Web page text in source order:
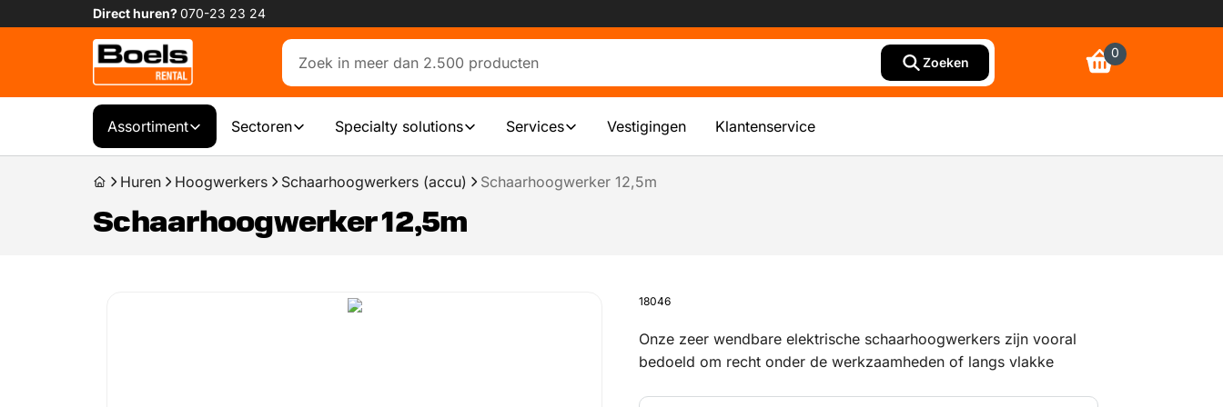
Direct huren?070-23 23 24
Zoeken
0
Assortiment Sectoren Specialty solutions Services Vestigingen Klantenservice
Huren Hoogwerkers Schaarhoogwerkers (accu) Schaarhoogwerker 12,5m
Schaarhoogwerker 12,5m
18046
Onze zeer wendbare elektrische schaarhoogwerkers zijn vooral
bedoeld om recht onder de werkzaamheden of langs vlakke